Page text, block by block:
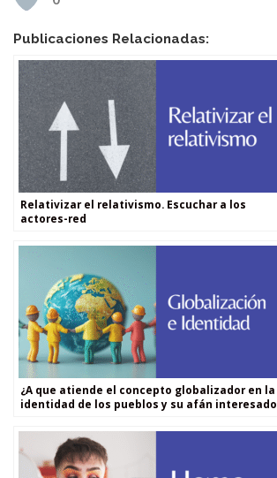
Publicaciones Relacionadas:
Relativizar el relativismo. Escuchar a los
actores-red
¿A que atiende el concepto globalizador en la
identidad de los pueblos y su afán interesado